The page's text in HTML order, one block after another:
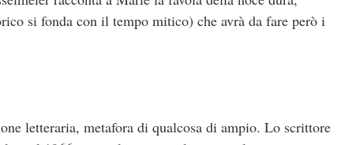
si fonda con il tempo mitico) che avrà da fare però i
letteraria, metafora di qualcosa di ampio. Lo scrittore